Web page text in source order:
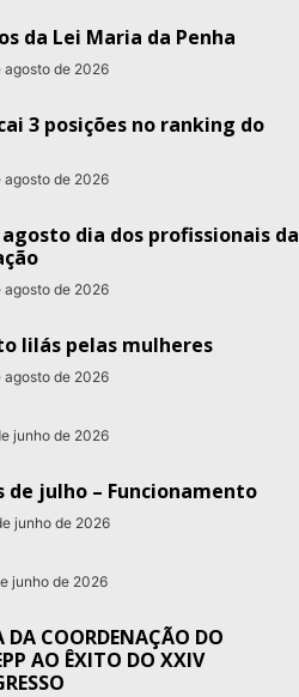
da Lei Maria da Penha
agosto de 2026
3 posições no ranking do
agosto de 2026
agosto dia dos profissionais da
agosto de 2026
lilás pelas mulheres
agosto de 2026
junho de 2026
de julho – Funcionamento
junho de 2026
junho de 2026
DA COORDENAÇÃO DO
AO ÊXITO DO XXIV